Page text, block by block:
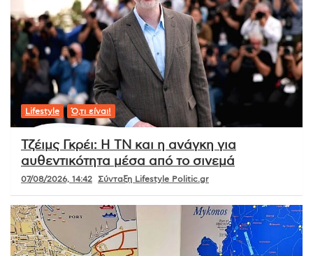
Lifestyle Ό,τι είναι!
Τζέιμς Γκρέι: Η ΤΝ και η ανάγκη για
αυθεντικότητα μέσα από το σινεμά
07/08/2026, 14:42 Σύνταξη Lifestyle Politic.gr